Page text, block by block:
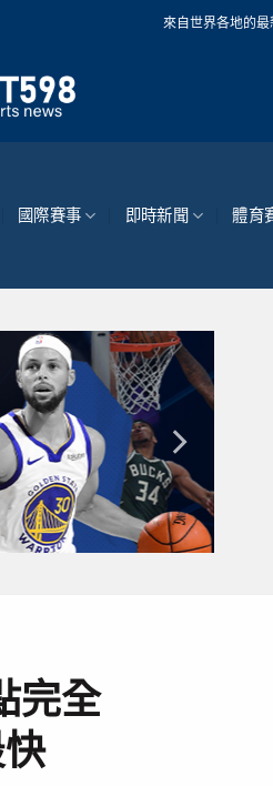
來自世界各地的最新體育新聞和現場體
國際賽事 即時新聞 體育
完全